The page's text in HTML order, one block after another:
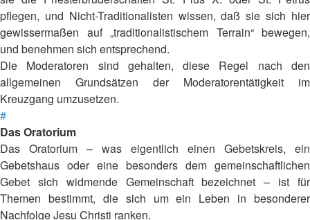
pflegen, und Nicht-Traditionalisten wissen, daß sie sich hier
gewissermaßen auf „traditionalistischem Terrain“ bewegen,
und benehmen sich entsprechend.
Die Moderatoren sind gehalten, diese Regel nach den
allgemeinen Grundsätzen der Moderatorentätigkeit im
Kreuzgang umzusetzen.
#
Das Oratorium
Das Oratorium – was eigentlich einen Gebetskreis, ein
Gebetshaus oder eine besonders dem gemeinschaftlichen
Gebet sich widmende Gemeinschaft bezeichnet – ist für
Themen bestimmt, die sich um ein Leben in besonderer
Nachfolge Jesu Christi ranken.